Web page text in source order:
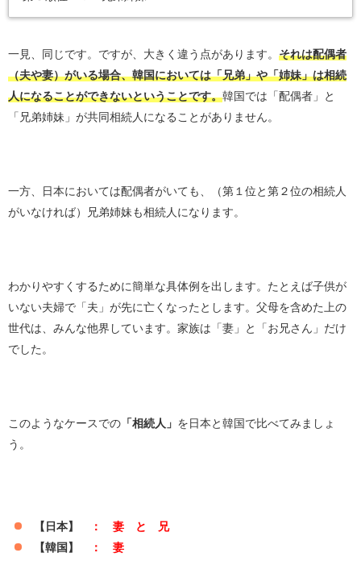
一見、同じです。ですが、大きく違う点があります。 それは配偶者
（夫や妻）がいる場合、韓国においては「兄弟」や「姉妹」は相続
人になることができないということです。韓国では「配偶者」と
「兄弟姉妹」が共同相続人になることがありません。
一方、日本においては配偶者がいても、（第１位と第２位の相続人
がいなければ）兄弟姉妹も相続人になります。
わかりやすくするために簡単な具体例を出します。たとえば子供が
いない夫婦で「夫」が先に亡くなったとします。父母を含めた上の
世代は、みんな他界しています。家族は「妻」と「お兄さん」だけ
でした。
このようなケースでの 「相続人」 を日本と韓国で比べてみましょ
う。
【日本】
： 妻 と 兄
【韓国】
： 妻